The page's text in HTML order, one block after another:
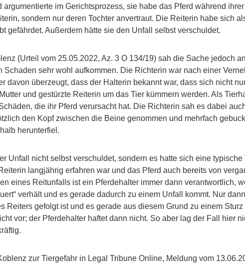
argumentierte im Gerichtsprozess, sie habe das Pferd während
sondern nur deren Tochter anvertraut. Die Reiterin habe sich
gefährdet. Außerdem hätte sie den Unfall selbst verschuldet.
(Urteil vom 25.05.2022, Az. 3 O 134/19) sah die Sache jedoch
Schaden sehr wohl aufkommen. Die Richterin war nach einer
davon überzeugt, dass der Halterin bekannt war, dass sich nicht
und gestürzte Reiterin um das Tier kümmern werden. Als
die ihr Pferd verursacht hat. Die Richterin sah es dabei
den Kopf zwischen die Beine genommen und mehrfach
herunterfiel.
Unfall nicht selbst verschuldet, sondern es hatte sich eine
langjährig erfahren war und das Pferd auch bereits von
eines Reitunfalls ist ein Pferdehalter immer dann verantwortlich,
verhält und es gerade dadurch zu einem Unfall kommt. Nur
Reiters gefolgt ist und es gerade aus diesem Grund zu einem
vor; der Pferdehalter haftet dann nicht. So aber lag der Fall hier
zur Tiergefahr in Legal Tribune Online, Meldung vom